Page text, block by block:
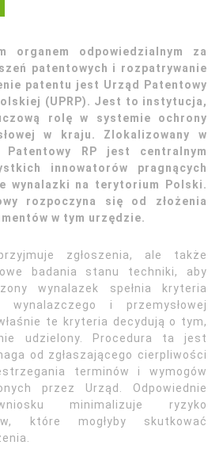
organem odpowiedzialnym za
patentowych i rozpatrywanie
patentu jest Urząd Patentowy
(UPRP). Jest to instytucja,
rolę w systemie ochrony
w kraju. Zlokalizowany w
Patentowy RP jest centralnym
innowatorów pragnących
wynalazki na terytorium Polski.
rozpoczyna się od złożenia
w tym urzędzie.
zgłoszenia, ale także
badania stanu techniki, aby
wynalazek spełnia kryteria
wynalazczego i przemysłowej
te kryteria decydują o tym,
udzielony. Procedura ta jest
od zgłaszającego cierpliwości
terminów i wymogów
przez Urząd. Odpowiednie
minimalizuje ryzyko
które mogłyby skutkować